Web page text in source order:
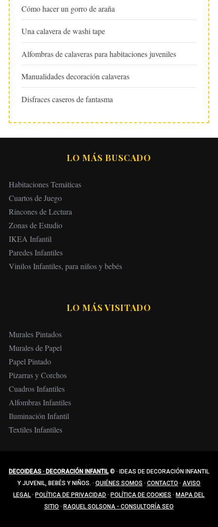
Cómo hacer un gorro de araña
Una calavera de washi tape
Alfombras de calaveras para habitaciones juveniles
Manualidades decoración calaveras
Disfraces caseros de fantasma
LO MÁS BUSCADO
Habitaciones Temáticas
Cuartos de Juego
Rincones de Lectura
Zonas de Estudio
IKEA Infantil
Paredes Infantiles
Vinilos Infantiles, para niños y bebés
LO MÁS VISITADO
Murales Pintados
Murales de Papel
Papel Pintado
Pizarras y Corchos
Cuadros Infantiles
Alfombras Infantiles
Iluminación Infantil
Textiles Infantiles
DECOIDEAS · DECORACIÓN INFANTIL© · IDEAS DE DECORACIÓN INFANTIL
Y JUVENIL, BEBÉS Y NIÑOS. · QUIÉNES SOMOS · CONTACTO · AVISO
LEGAL · POLÍTICA DE PRIVACIDAD · POLÍTICA DE COOKIES · MAPA DEL
SITIO · RAQUEL SOLSONA - CONSULTORÍA SEO